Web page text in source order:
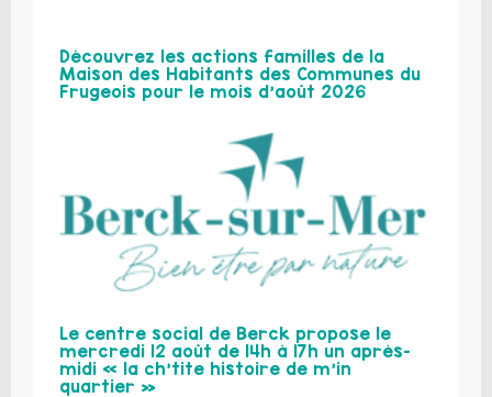
Découvrez les actions familles de la
Maison des Habitants des Communes du
Frugeois pour le mois d’août 2026
Le centre social de Berck propose le
mercredi 12 août de 14h à 17h un après-
midi « la ch’tite histoire de m’in
quartier »